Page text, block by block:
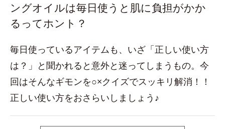
ングオイルは毎日使うと肌に負担がかか
るってホント？
毎日使っているアイテムも、いざ「正しい使い方
は？」と聞かれると意外と迷ってしまうもの。今
回はそんなギモンを○×クイズでスッキリ解消！！
正しい使い方をおさらいしましょう♪